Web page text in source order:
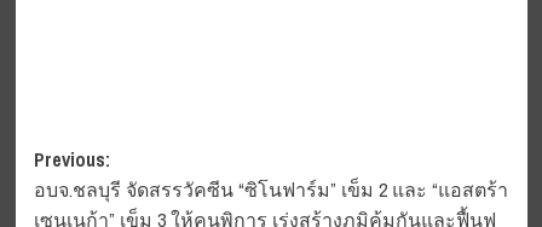
Post
navigation
Previous:
อบจ.ชลบุรี จัดสรรวัคซีน “ซิโนฟาร์ม” เข็ม 2 และ “แอสตร้า
เซนเนก้า” เข็ม 3 ให้คนพิการ เร่งสร้างภูมิคุ้มกันและฟื้นฟู